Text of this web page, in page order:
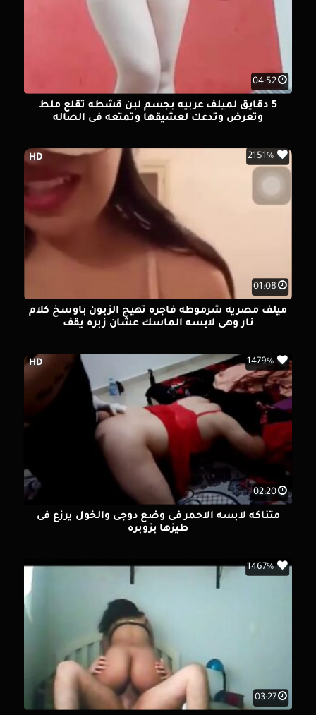
04:52
5 دقايق لميلف عربيه بجسم لبن قشطه تقلع ملط
وتعرض وتدعك لعشيقها وتمتعه فى الصاله
01:08
HD 2151%
ميلف مصريه شرموطه فاجره تهيج الزبون باوسخ كلام
نار وهى لابسه الماسك عشان زبره يقف
02:20
HD 1479%
متناكه لابسه الاحمر فى وضع دوجى والخول يرزع فى
طيزها بزوبره
03:27
1467%